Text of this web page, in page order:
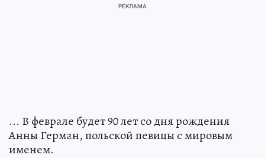
... В феврале будет 90 лет со дня рождения
Анны Герман, польской певицы с мировым
именем.